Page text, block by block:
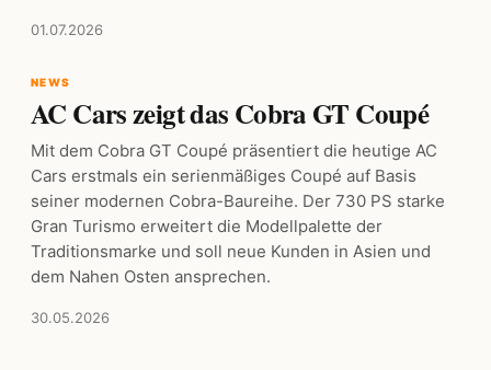
01.07.2026
NEWS
AC Cars zeigt das Cobra GT Coupé
Mit dem Cobra GT Coupé präsentiert die heutige AC
Cars erstmals ein serienmäßiges Coupé auf Basis
seiner modernen Cobra-Baureihe. Der 730 PS starke
Gran Turismo erweitert die Modellpalette der
Traditionsmarke und soll neue Kunden in Asien und
dem Nahen Osten ansprechen.
30.05.2026